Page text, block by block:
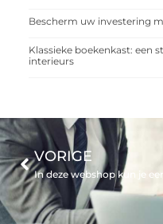
Bescherm uw investering
Klassieke boekenkast: een
interieurs
VORIGE